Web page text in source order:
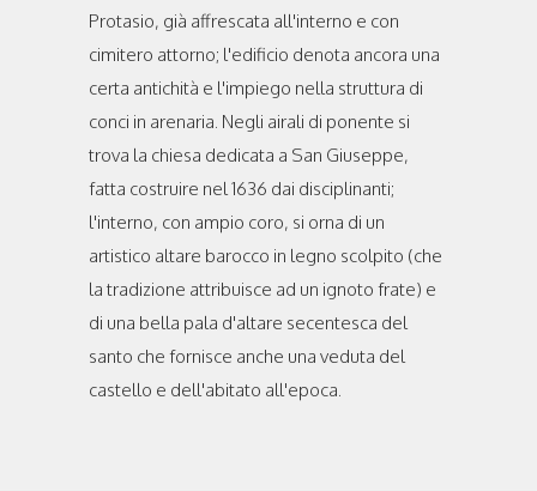
Protasio, già affrescata all'interno e con
cimitero attorno; l'edificio denota ancora una
certa antichità e l'impiego nella struttura di
conci in arenaria. Negli airali di ponente si
trova la chiesa dedicata a San Giuseppe,
fatta costruire nel 1636 dai disciplinanti;
l'interno, con ampio coro, si orna di un
artistico altare barocco in legno scolpito (che
la tradizione attribuisce ad un ignoto frate) e
di una bella pala d'altare secentesca del
santo che fornisce anche una veduta del
castello e dell'abitato all'epoca.